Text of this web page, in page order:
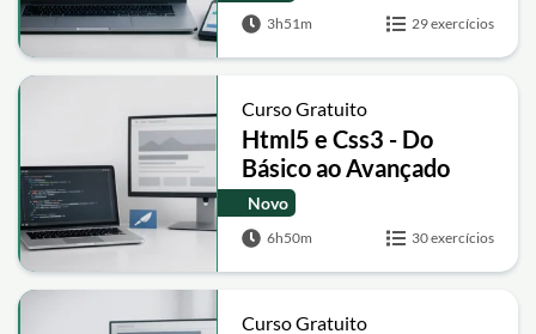
3h51m 29 exercícios
Curso Gratuito
Html5 e Css3 - Do
Básico ao Avançado
Novo
6h50m 30 exercícios
Curso Gratuito